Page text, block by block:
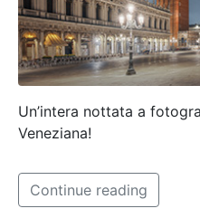
Un’intera nottata a
Veneziana!
Continue reading